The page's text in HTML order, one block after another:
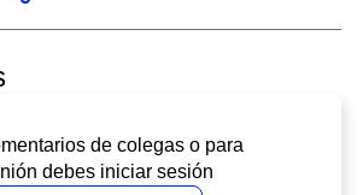
de colegas o para
debes iniciar sesión